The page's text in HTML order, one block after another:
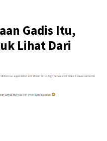
Gadis Itu,
Lihat Dari